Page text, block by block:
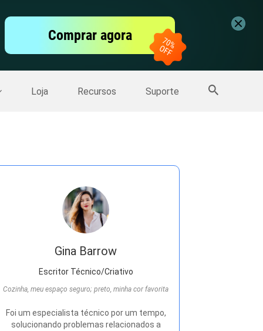
Comprar agora
Loja Recursos Suporte
Mais Produtos
Gina Barrow
Escritor Técnico/Criativo
Cozinha, meu espaço seguro; preto, minha cor favorita
Foi um especialista técnico por um tempo,
solucionando problemas relacionados a